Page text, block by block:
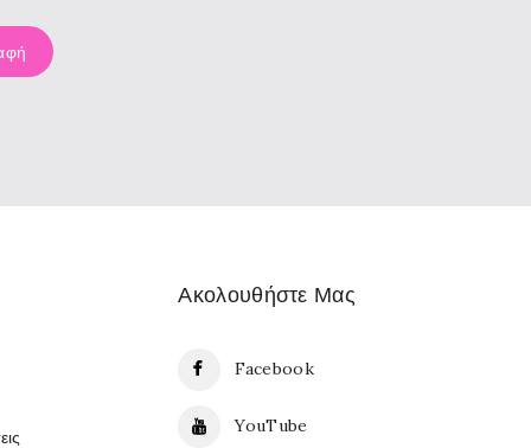
Ακολουθήστε Μας
Facebook
YouTube